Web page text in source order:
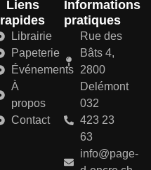
Liens
rapides
Librairie
Papeterie
Événements
À
propos
Contact
Informations
pratiques
Rue des
Bâts 4,
2800
Delémont
032
423 23
63
info@page-